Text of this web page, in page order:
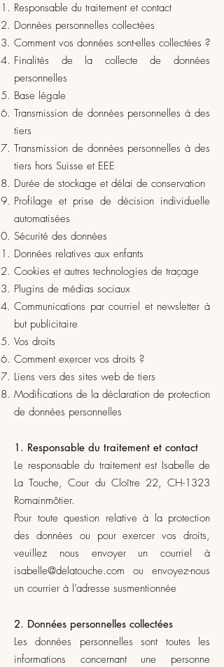
Responsable du traitement et contact
Données personnelles collectées
Comment vos données sont-elles collectées ?
Finalités de la collecte de données
personnelles
Base légale
Transmission de données personnelles à des
tiers
Transmission de données personnelles à des
tiers hors Suisse et EEE
Durée de stockage et délai de conservation
Profilage et prise de décision individuelle
automatisées
Sécurité des données
Données relatives aux enfants
Cookies et autres technologies de traçage
Plugins de médias sociaux
Communications par courriel et newsletter à
but publicitaire
Vos droits
Comment exercer vos droits ?
Liens vers des sites web de tiers
Modifications de la déclaration de protection
de données personnelles
1. Responsable du traitement et contact
Le responsable du traitement est Isabelle de
La Touche, Cour du Cloître 22, CH-1323
Romainmôtier.
Pour toute question relative à la protection
des données ou pour exercer vos droits,
veuillez nous envoyer un courriel à
isabelle@delatouche.com ou envoyez-nous
un courrier à l’adresse susmentionnée
2. Données personnelles collectées
Les données personnelles sont toutes les
informations concernant une personne